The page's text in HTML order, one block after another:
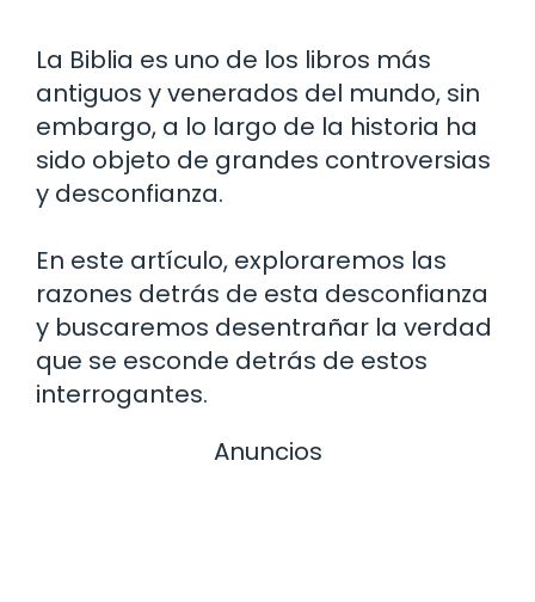
La Biblia es uno de los libros más
antiguos y venerados del mundo, sin
embargo, a lo largo de la historia ha
sido objeto de grandes controversias
y desconfianza.
En este artículo, exploraremos las
razones detrás de esta desconfianza
y buscaremos desentrañar la verdad
que se esconde detrás de estos
interrogantes.
Anuncios